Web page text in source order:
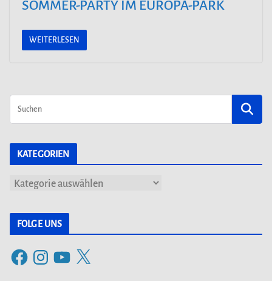
SOMMER-PARTY IM EUROPA-PARK
WEITERLESEN
KATEGORIEN
g
FOLGE UNS
F
Y
X